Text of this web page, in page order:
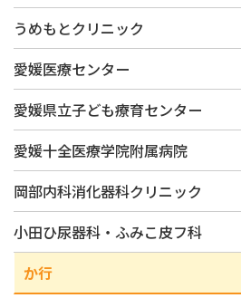
うめもとクリニック
愛媛医療センター
愛媛県立子ども療育センター
愛媛十全医療学院附属病院
岡部内科消化器科クリニック
小田ひ尿器科・ふみこ皮フ科
か行